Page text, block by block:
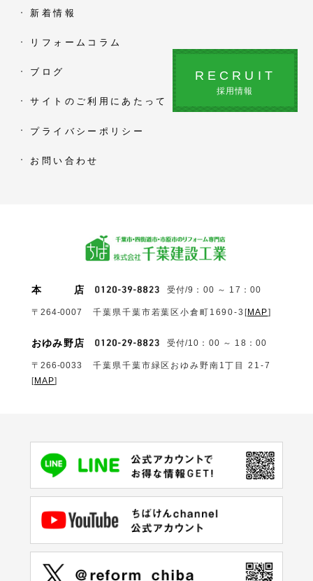
新着情報
リフォームコラム
ブログ
サイトのご利用にあたって
プライバシーポリシー
お問い合わせ
RECRUIT
採用情報
本 店 受付/9：00 ～ 17：00
〒264-0007 千葉県千葉市若葉区小倉町1690‐3 [MAP]
おゆみ野店 受付/10：00 ～ 18：00
〒266-0033
千葉県千葉市緑区おゆみ野南1丁目 21-7
[MAP]